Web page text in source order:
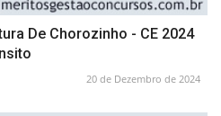
De Chorozinho - CE 2024
20 de Dezembro de 2024